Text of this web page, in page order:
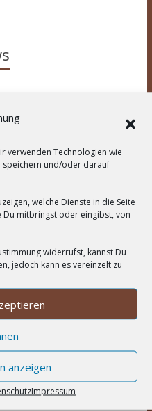
verwenden Technologien wie
speichern und/oder darauf
welche Dienste in die Seite
Du mitbringst oder eingibst, von
widerrufst, kannst Du
jedoch kann es vereinzelt zu
anzeigen
Impressum
Busters
in Göttingen
Spiele Asmodee
Deckbaudeduktiv
FeuerlandHans
HUCH!
Kinderspiel
Legespiel